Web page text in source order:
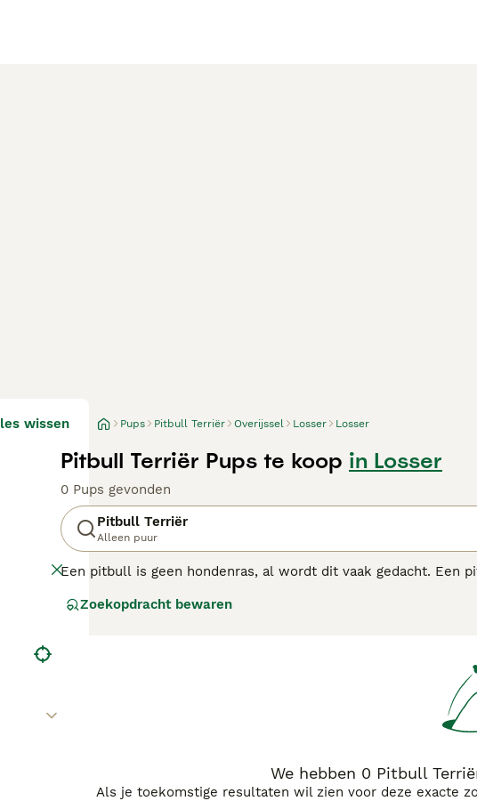
wissen Pups Pitbull Terriër Overijssel Losser Losser
Pitbull Terriër Pups te koop in Losser
0 Pups gevonden
Pitbull Terriër
Alleen puur
Een pitbull is geen hondenras, al wordt dit vaak gedacht. Een
Staffordshireterriër, Staffordshire-bulterriër, Dogo argentino,
Lees onze Pitbull Terriër adviespagina voor informatie over dit
Zoekopdracht bewaren
We hebben 0 Pitbull
Als je toekomstige resultaten wil zien voor deze exacte